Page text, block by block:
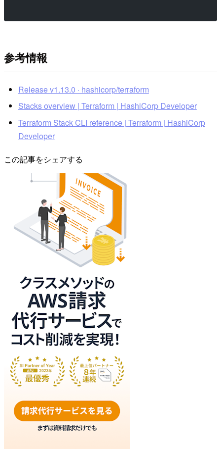
参考情報
Release v1.13.0 · hashicorp/terraform
Stacks overview | Terraform | HashiCorp Developer
Terraform Stack CLI reference | Terraform | HashiCorp
Developer
この記事をシェアする